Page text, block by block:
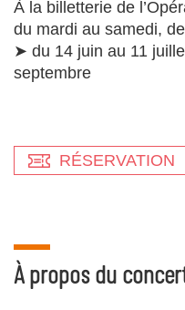
À la billetterie de
du mardi au samedi,
➤ du 14 juin au 11
septembre
RÉSERVATION
À propos du